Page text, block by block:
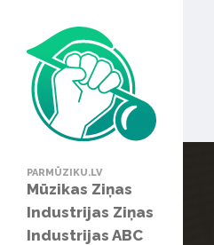
PARMŪZIKU.LV
Mūzikas Ziņas
Industrijas Ziņas
Industrijas ABC